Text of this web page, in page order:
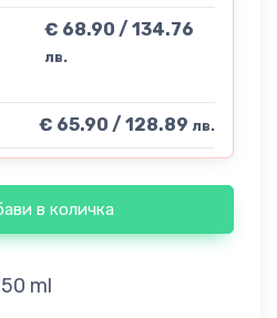
€ 68.90 / 134.76
лв.
€ 65.90 / 128.89 лв.
в количка
ml